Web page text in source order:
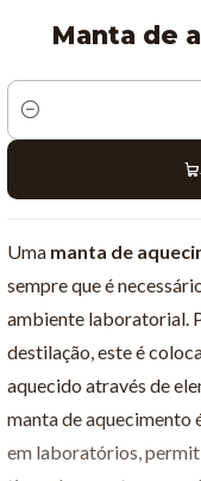
Manta de
Quantidade
Uma manta de
sempre que é
ambiente laboratorial.
destilação, este é
aquecido através de
manta de aquecimento
em laboratórios,